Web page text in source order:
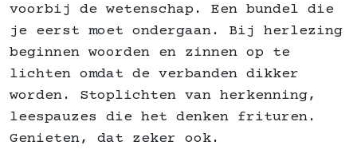
voorbij de wetenschap. Een bundel die
je eerst moet ondergaan. Bij herlezing
beginnen woorden en zinnen op te
lichten omdat de verbanden dikker
worden. Stoplichten van herkenning,
leespauzes die het denken frituren.
Genieten, dat zeker ook.